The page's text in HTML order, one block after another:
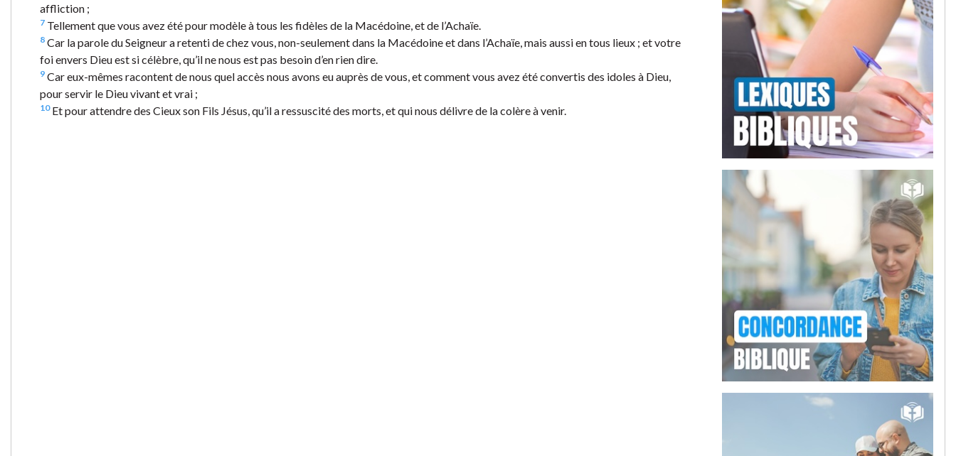
affliction ;
7 Tellement que vous avez été pour modèle à tous les fidèles de la Macédoine, et de l’Achaïe.
8 Car la parole du Seigneur a retenti de chez vous, non-seulement dans la Macédoine et dans l’Achaïe, mais aussi en tous lieux ; et votre
foi envers Dieu est si célèbre, qu’il ne nous est pas besoin d’en rien dire.
9 Car eux-mêmes racontent de nous quel accès nous avons eu auprès de vous, et comment vous avez été convertis des idoles à Dieu,
pour servir le Dieu vivant et vrai ;
10Et pour attendre des Cieux son Fils Jésus, qu’il a ressuscité des morts, et qui nous délivre de la colère à venir.